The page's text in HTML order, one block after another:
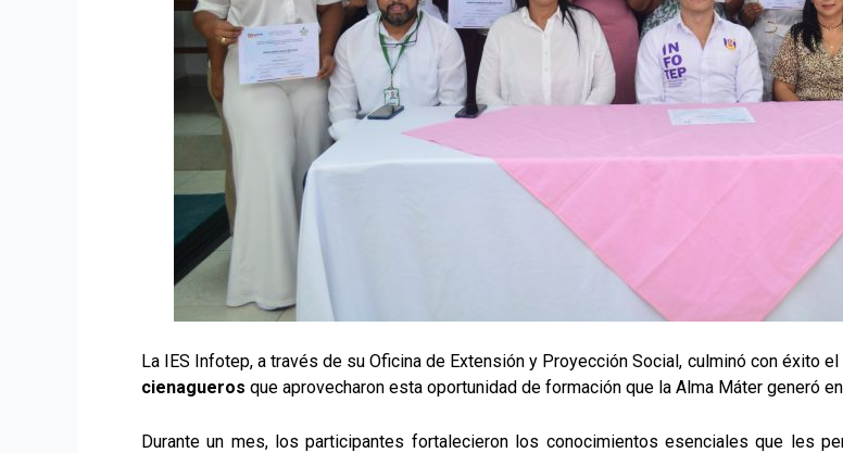
La IES Infotep, a través de su Oficina de Extensión y Proyección Social, culminó con éxito
cienagueros que aprovecharon esta oportunidad de formación que la Alma Máter generó
Durante un mes, los participantes fortalecieron los conocimientos esenciales que les